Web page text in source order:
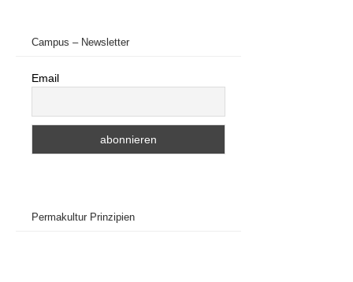
Campus – Newsletter
Email
Permakultur Prinzipien